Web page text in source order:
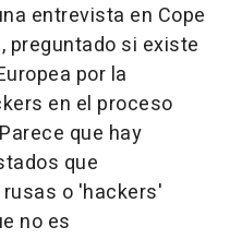
entrevista en Cope
preguntado si existe
por la
en el proceso
que hay
que
o 'hackers'
no es